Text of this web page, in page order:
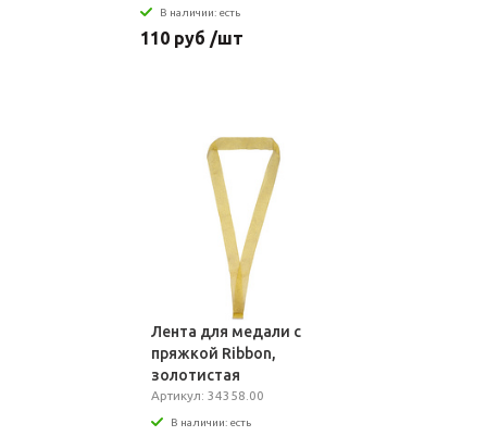
В наличии: есть
110 руб /шт
Лента для медали с
пряжкой Ribbon,
золотистая
Артикул: 34358.00
В наличии: есть